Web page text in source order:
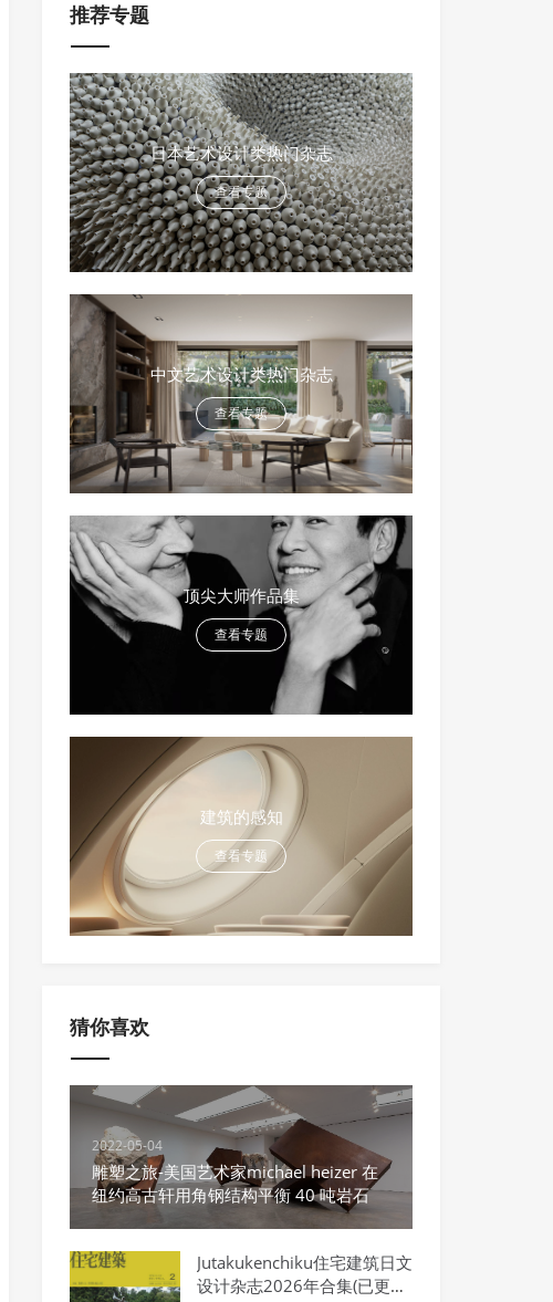
推荐专题
日本艺术设计类热门杂志
查看专题
中文艺术设计类热门杂志
查看专题
顶尖大师作品集
查看专题
建筑的感知
查看专题
猜你喜欢
2022-05-04
雕塑之旅-美国艺术家michael heizer 在
纽约高古轩用角钢结构平衡 40 吨岩石
Jutakukenchiku住宅建筑日文
设计杂志2026年合集(已更1-